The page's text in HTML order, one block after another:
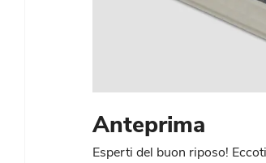
Anteprima
Esperti del buon riposo!